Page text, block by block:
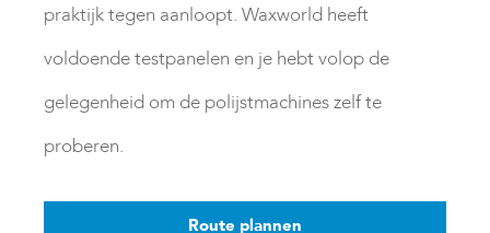
praktijk tegen aanloopt. Waxworld heeft
voldoende testpanelen en je hebt volop de
gelegenheid om de polijstmachines zelf te
proberen.
Route plannen